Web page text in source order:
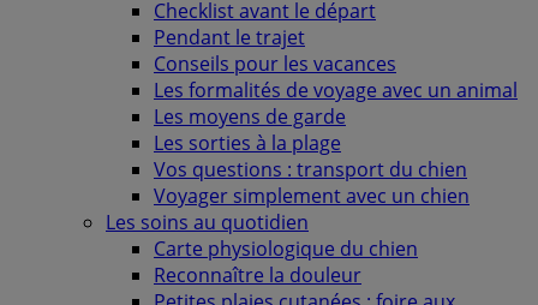
Checklist avant le départ
Pendant le trajet
Conseils pour les vacances
Les formalités de voyage avec un animal
Les moyens de garde
Les sorties à la plage
Vos questions : transport du chien
Voyager simplement avec un chien
Les soins au quotidien
Carte physiologique du chien
Reconnaître la douleur